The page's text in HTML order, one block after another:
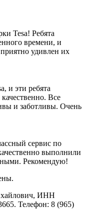
Tesa! Ребята
времени, и
удивлен их
и эти ребята
Все
и заботливы. Очень
сервис по
выполнили
Рекомендую!
ИНН
Телефон: 8 (965)